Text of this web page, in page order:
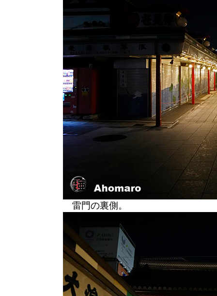
雷門の裏側。